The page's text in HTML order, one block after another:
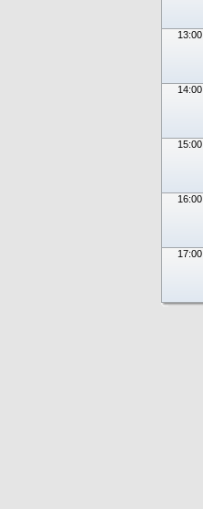
13:00
14:00
15:00
16:00
17:00